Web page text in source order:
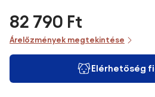
82 790 Ft
Árelőzmények megtekintése
Elérhetőség